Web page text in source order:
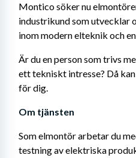
Montico söker nu
industrikund som utvecklar
inom modern elteknik och
Är du en person som trivs
ett tekniskt intresse? Då
för dig.
Om tjänsten
Som elmontör arbetar du
testning av elektriska